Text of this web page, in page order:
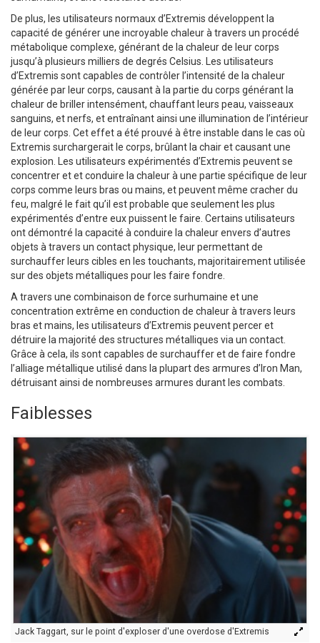
De plus, les utilisateurs normaux d’Extremis développent la
capacité de générer une incroyable chaleur à travers un procédé
métabolique complexe, générant de la chaleur de leur corps
jusqu’à plusieurs milliers de degrés Celsius. Les utilisateurs
d’Extremis sont capables de contrôler l’intensité de la chaleur
générée par leur corps, causant à la partie du corps générant la
chaleur de briller intensément, chauffant leurs peau, vaisseaux
sanguins, et nerfs, et entraînant ainsi une illumination de l’intérieur
de leur corps. Cet effet a été prouvé à être instable dans le cas où
Extremis surchargerait le corps, brûlant la chair et causant une
explosion. Les utilisateurs expérimentés d’Extremis peuvent se
concentrer et et conduire la chaleur à une partie spécifique de leur
corps comme leurs bras ou mains, et peuvent même cracher du
feu, malgré le fait qu’il est probable que seulement les plus
expérimentés d’entre eux puissent le faire. Certains utilisateurs
ont démontré la capacité à conduire la chaleur envers d’autres
objets à travers un contact physique, leur permettant de
surchauffer leurs cibles en les touchants, majoritairement utilisée
sur des objets métalliques pour les faire fondre.
A travers une combinaison de force surhumaine et une
concentration extrême en conduction de chaleur à travers leurs
bras et mains, les utilisateurs d’Extremis peuvent percer et
détruire la majorité des structures métalliques via un contact.
Grâce à cela, ils sont capables de surchauffer et de faire fondre
l’alliage métallique utilisé dans la plupart des armures d’Iron Man,
détruisant ainsi de nombreuses armures durant les combats.
Faiblesses
Jack Taggart, sur le point d'exploser d'une overdose d'Extremis